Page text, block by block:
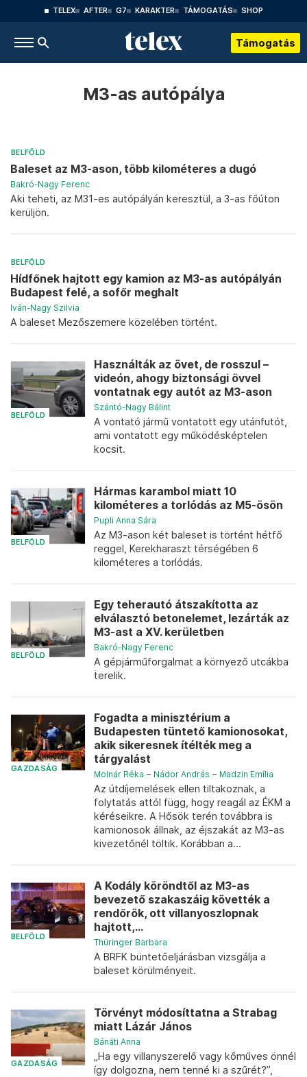
TELEX AFTER G7 KARAKTER TÁMOGATÁS SHOP
Támogatás
M3-as autópálya
BELFÖLD
Baleset az M3-ason, több kilométeres a dugó
Bakró-Nagy Ferenc
Aki teheti, az M31-es autópályán keresztül, a 3-as főúton
kerüljön.
BELFÖLD
Hídfőnek hajtott egy kamion az M3-as autópályán
Budapest felé, a sofőr meghalt
Iván-Nagy Szilvia
A baleset Mezőszemere közelében történt.
BELFÖLD
Használták az övet, de rosszul –
videón, ahogy biztonsági övvel
vontatnak egy autót az M3-ason
Szántó-Nagy Bálint
A vontató jármű vontatott egy utánfutót,
ami vontatott egy működésképtelen
kocsit.
BELFÖLD
Hármas karambol miatt 10
kilométeres a torlódás az M5-ösön
Pupli Anna Sára
Az M3-ason két baleset is történt hétfő
reggel, Kerekharaszt térségében 6
kilométeres a torlódás.
BELFÖLD
Egy teherautó átszakította az
elválasztó betonelemet, lezárták az
M3-ast a XV. kerületben
Bakró-Nagy Ferenc
A gépjárműforgalmat a környező utcákba
terelik.
GAZDASÁG
Fogadta a minisztérium a
Budapesten tüntető kamionosokat,
akik sikeresnek ítélték meg a
tárgyalást
Molnár Réka – Nádor András – Madzin Emília
Az útdíjemelések ellen tiltakoznak, a
folytatás attól függ, hogy reagál az ÉKM a
kéréseikre. A Hősök terén továbbra is
kamionosok állnak, az éjszakát az M3-as
kivezetőnél töltik. Korábban a...
BELFÖLD
A Kodály köröndtől az M3-as
bevezető szakaszáig követték a
rendőrök, ott villanyoszlopnak
hajtott,...
Thüringer Barbara
A BRFK büntetőeljárásban vizsgálja a
baleset körülményeit.
GAZDASÁG
Törvényt módosíttatna a Strabag
miatt Lázár János
Bánáti Anna
„Ha egy villanyszerelő vagy kőműves önnél
így dolgozna, nem tenné ki a szűrét?”,